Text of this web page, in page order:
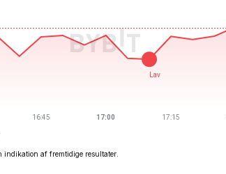
indikation af fremtidige resultater.